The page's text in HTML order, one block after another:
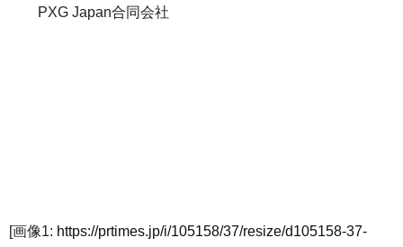
PXG Japan合同会社
[画像1: https://prtimes.jp/i/105158/37/resize/d105158-37-